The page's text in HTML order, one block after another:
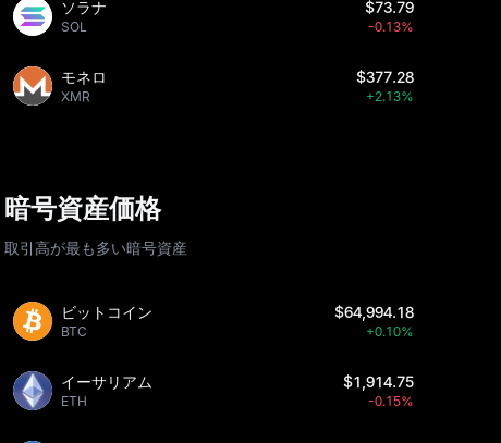
ソラナ
SOL
$73.79
-0.13%
モネロ
XMR
$377.28
+2.13%
暗号資産価格
取引高が最も多い暗号資産
ビットコイン
BTC
$64,994.18
+0.10%
イーサリアム
ETH
$1,914.75
-0.15%